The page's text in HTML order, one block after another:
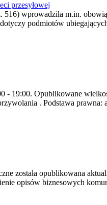
przesyłowej
wprowadziła m.in.
podmiotów
- 19:00. Opublikowane
. Podstawa prawna:
została opublikowana
opisów biznesowych